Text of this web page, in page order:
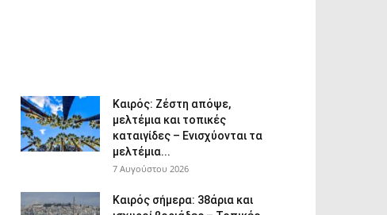
Καιρός: Ζέστη απόψε,
μελτέμια και τοπικές
καταιγίδες – Ενισχύονται τα
μελτέμια...
7 Αυγούστου 2026
Καιρός σήμερα: 38άρια και